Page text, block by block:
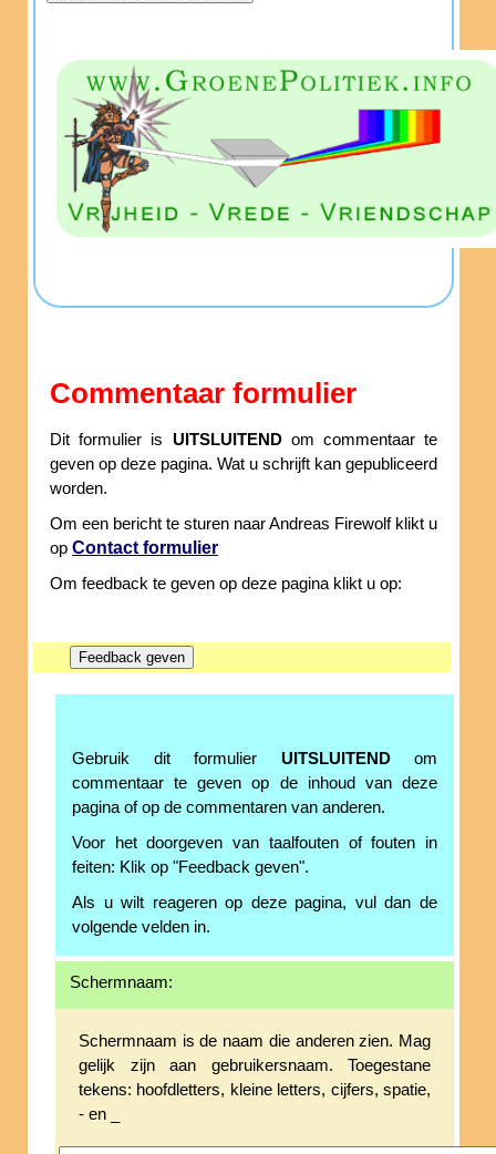
Commentaar formulier
Dit formulier is UITSLUITENDom commentaar te
geven op deze pagina. Wat u schrijft kan gepubliceerd
worden.
Om een bericht te sturen naar Andreas Firewolf klikt u
op Contact formulier
Om feedback te geven op deze pagina klikt u op:
Gebruik dit formulier UITSLUITENDom
commentaar te geven op de inhoud van deze
pagina of op de commentaren van anderen.
Voor het doorgeven van taalfouten of fouten in
feiten: Klik op "Feedback geven".
Als u wilt reageren op deze pagina, vul dan de
volgende velden in.
Schermnaam:
Schermnaam is de naam die anderen zien. Mag
gelijk zijn aan gebruikersnaam. Toegestane
tekens: hoofdletters, kleine letters, cijfers, spatie,
- en _